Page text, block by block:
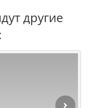
другие